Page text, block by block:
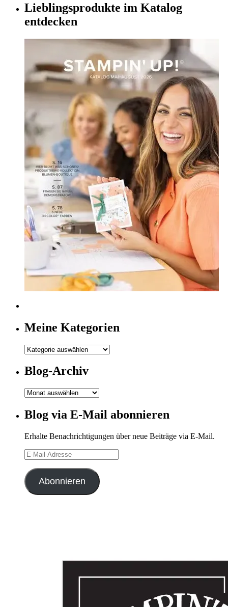
Lieblingsprodukte im Katalog
entdecken
Meine Kategorien
Meine
Blog-Archiv
Blog-
Blog via E-Mail abonnieren
Erhalte Benachrichtigungen über neue Beiträge via E-Mail.
E-
Mail-
Adresse
Abonnieren